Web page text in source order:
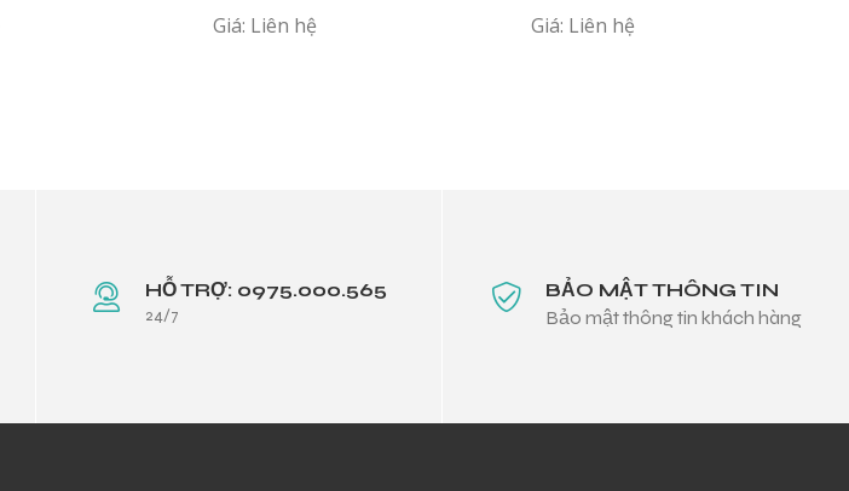
Giá: Liên hệ Giá: Liên hệ
HỖ TRỢ: 0975.000.565
24/7
BẢO MẬT THÔNG TIN
Bảo mật thông tin khách hàng